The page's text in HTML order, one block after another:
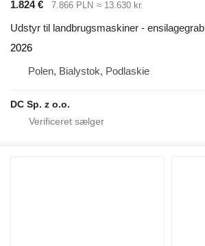
1.824 € 7.866 PLN ≈ 13.630 kr.
Udstyr til landbrugsmaskiner - ensilagegrab
2026
Polen, Bialystok, Podlaskie
DC Sp. z o.o.